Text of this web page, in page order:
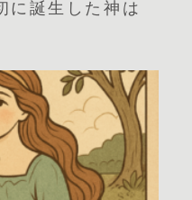
に誕生した神は